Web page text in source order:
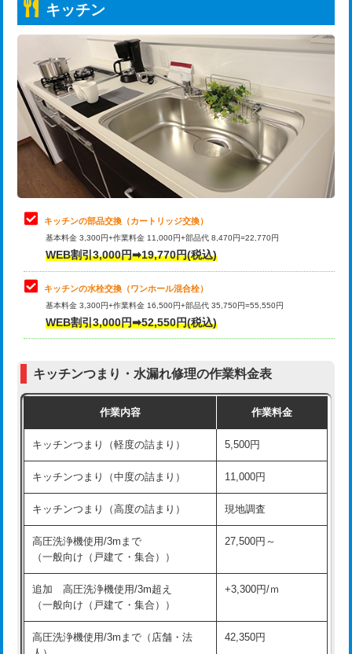
給水管工事※（ホール加工)
給水管工事※（バンド止め) 3,300円
給水管工事※（支持金具設置) 5,500円
給水管工事※（保温材使用（バンド止
め込み）)
5,500円
給水管工事※（土の掘削・埋め戻し作
11,000円
給水管工事※（塩ビ管（VP・HI）使
用/3ｍまで)
給水管工事※（塩ビ管（VP・HI）使
用（追加）/3ｍ超え)
給水管工事※（ライニング鋼管・銅
管・ポリ管・HT管使用/3ｍまで)
44,000円
管・ポリ管・HT管使用/3ｍ超え)
排水管工事（土の掘削・埋め戻し作
11,000円~
排水管工事（排水管工事/3ｍまで） 55,000円
排水管工事（追加 排水管工事/3ｍ超
+11,000円
マス交換（深さ50㎝未満）
マス交換（深さ50㎝以上） 66,000円
コンクリート斫り（厚さ10㎝まで）
トーラー機使用/3mまで
追加トーラー機使用/3m超え +3,300円
カメラ調査 33,000円
桝清掃 8,800円
止水・漏水調査・防水処理・清掃・修
理・調整・分解・加工など（軽作業）
11,000円
止水・漏水調査・防水処理・清掃・修
理・調整・分解・加工など（中作業）
22,000円
止水・漏水調査・防水処理・清掃・修
理・調整・分解・加工など（重作業）
33,000円
お風呂タンク脱着
その他部品の脱着
式・ワンホール）)
交換・取付(排水栓・排水トラップ
22,000円+材料費
持込商品取付（単水栓）
持込商品取付（混合水栓） 16,500円
キッチン
キッチンの部品交換（カートリッジ交換）
基本料金 3,300円+作業料金 11,000円+部品代 8,470円=22,770円
WEB割引3,000円➡19,770円(税込)
キッチンの水栓交換（ワンホール混合栓）
基本料金 3,300円+作業料金 16,500円+部品代 35,750円=55,550円
WEB割引3,000円➡52,550円(税込)
キッチンつまり・水漏れ修理の作業料金表
作業内容 作業料金
キッチンつまり（軽度の詰まり） 5,500円
キッチンつまり（中度の詰まり） 11,000円
キッチンつまり（高度の詰まり） 現地調査
高圧洗浄機使用/3mまで
（一般向け（戸建て・集合））
27,500円～
追加 高圧洗浄機使用/3m超え
（一般向け（戸建て・集合））
+3,300円/ｍ
高圧洗浄機使用/3mまで（店舗・法
42,350円